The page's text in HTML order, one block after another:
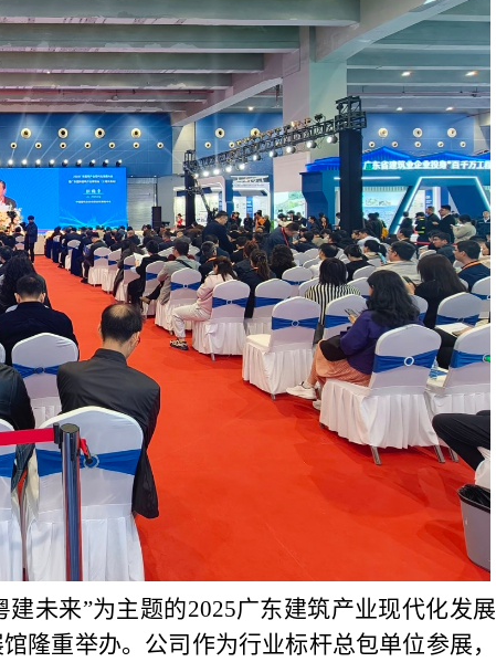
未来”为主题的2025广东建筑产业现代化发展
隆重举办。公司作为行业标杆总包单位参展，